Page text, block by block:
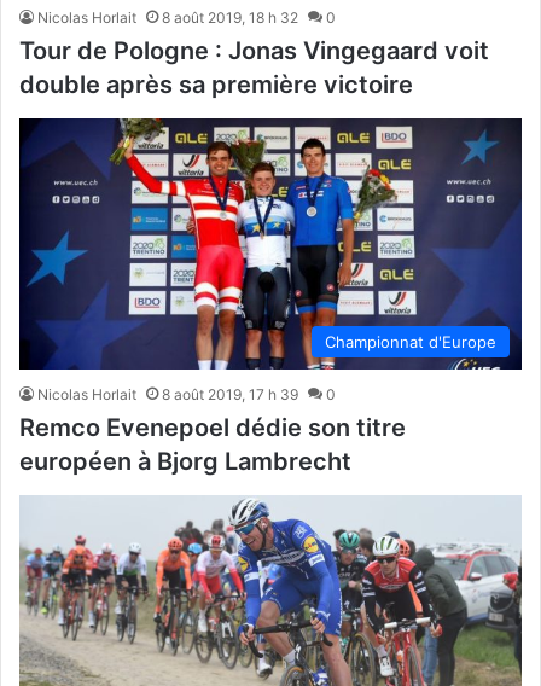
Nicolas Horlait 8 août 2019, 18 h 32 0
Tour de Pologne : Jonas Vingegaard voit
double après sa première victoire
Championnat d'Europe
Nicolas Horlait 8 août 2019, 17 h 39 0
Remco Evenepoel dédie son titre
européen à Bjorg Lambrecht